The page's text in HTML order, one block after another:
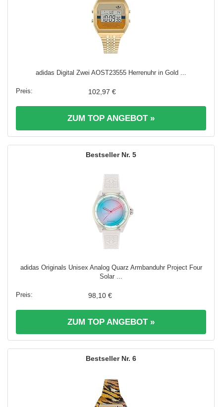
adidas Digital Zwei AOST23555 Herrenuhr in Gold ...
102,97 €
ZUM TOP ANGEBOT »
5
adidas Originals Unisex Analog Quarz Armbanduhr Project Four
Solar ...
98,10 €
ZUM TOP ANGEBOT »
6